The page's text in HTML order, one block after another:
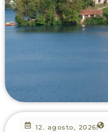
12. agosto, 2026